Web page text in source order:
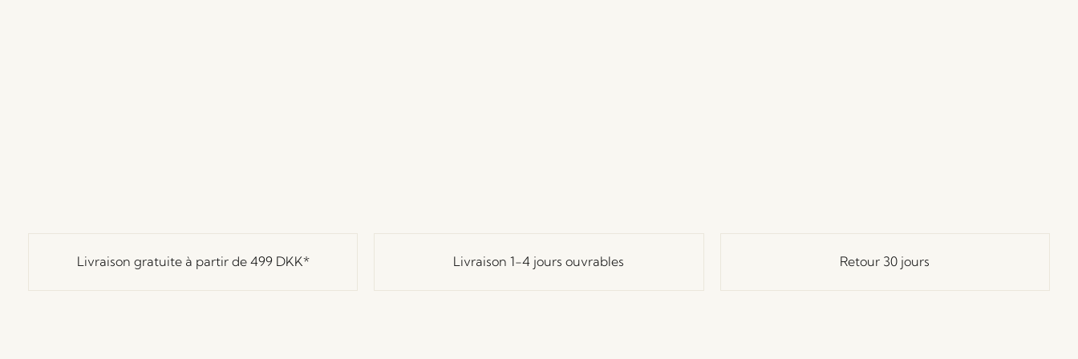
Livraison gratuite à partir de 499 DKK* Livraison 1-4 jours ouvrables Retour 30 jours